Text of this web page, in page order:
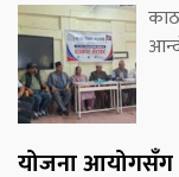
योजना आयोगसँग